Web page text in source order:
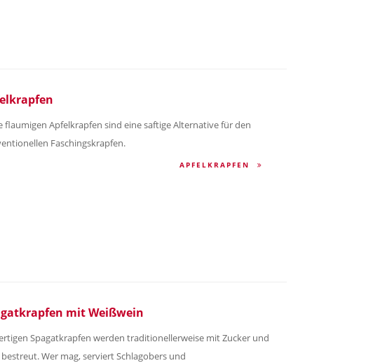
flaumigen Apfelkrapfen sind eine saftige Alternative für den
Faschingskrapfen.
APFELKRAPFEN
mit Weißwein
Spagatkrapfen werden traditionellerweise mit Zucker und
Wer mag, serviert Schlagobers und